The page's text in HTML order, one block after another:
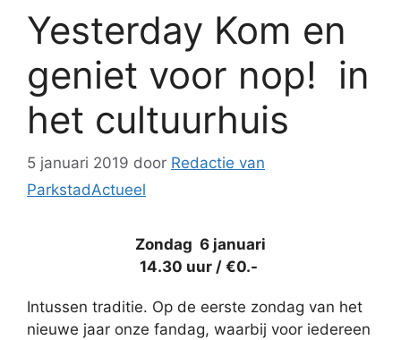
Yesterday Kom en
geniet voor nop! in
het cultuurhuis
5 januari 2019 door Redactie van
ParkstadActueel
Zondag 6 januari
14.30 uur / €0.-
Intussen traditie. Op de eerste zondag van het
nieuwe jaar onze fandag, waarbij voor iedereen